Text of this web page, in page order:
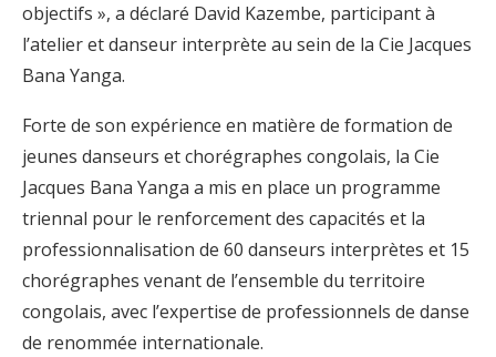
objectifs », a déclaré David Kazembe, participant à
l’atelier et danseur interprète au sein de la Cie Jacques
Bana Yanga.
Forte de son expérience en matière de formation de
jeunes danseurs et chorégraphes congolais, la Cie
Jacques Bana Yanga a mis en place un programme
triennal pour le renforcement des capacités et la
professionnalisation de 60 danseurs interprètes et 15
chorégraphes venant de l’ensemble du territoire
congolais, avec l’expertise de professionnels de danse
de renommée internationale.